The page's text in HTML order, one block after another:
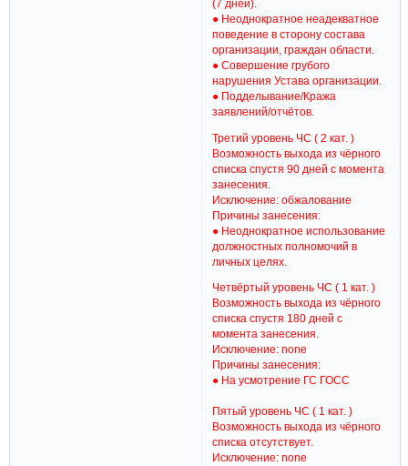
(7 дней).
● Неоднократное неадекватное
поведение в сторону состава
организации, граждан области.
● Совершение грубого
нарушения Устава организации.
● Подделывание/Кража
заявлений/отчётов.
Третий уровень ЧС ( 2 кат. )
Возможность выхода из чёрного
списка спустя 90 дней с момента
занесения.
Исключение: обжалование
Причины занесения:
● Неоднократное использование
должностных полномочий в
личных целях.
Четвёртый уровень ЧС ( 1 кат. )
Возможность выхода из чёрного
списка спустя 180 дней с
момента занесения.
Исключение: none
Причины занесения:
● На усмотрение ГС ГОСС
Пятый уровень ЧС ( 1 кат. )
Возможность выхода из чёрного
списка отсутствует.
Исключение: none